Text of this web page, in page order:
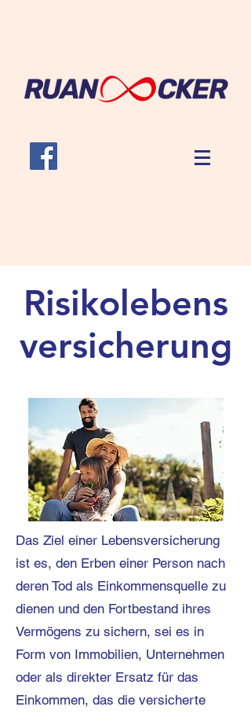
Risikolebens
versicherung
Das Ziel einer Lebensversicherung
ist es, den Erben einer Person nach
deren Tod als Einkommensquelle zu
dienen und den Fortbestand ihres
Vermögens zu sichern, sei es in
Form von Immobilien, Unternehmen
oder als direkter Ersatz für das
Einkommen, das die versicherte